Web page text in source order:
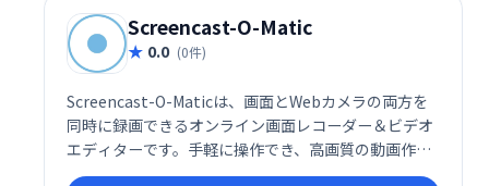
Screencast-O-Matic
0.0 (0件)
Screencast-O-Maticは、画面とWebカメラの両方を
同時に録画できるオンライン画面レコーダー＆ビデオ
エディターです。手軽に操作でき、高画質の動画作成
をサポート。オンライン学習、プレゼンテーション、